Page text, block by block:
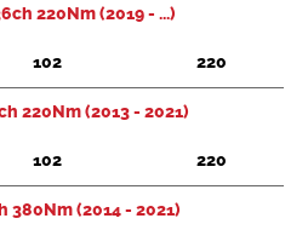
220Nm (2019 - ...)
102 220
220Nm (2013 - 2021)
102 220
380Nm (2014 - 2021)